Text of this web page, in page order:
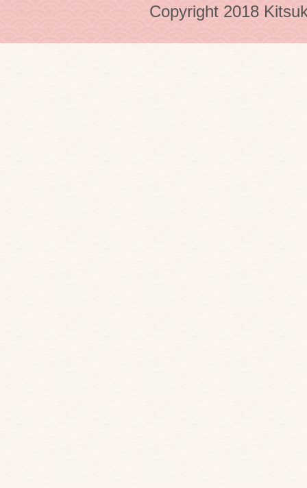
Copyright 2018